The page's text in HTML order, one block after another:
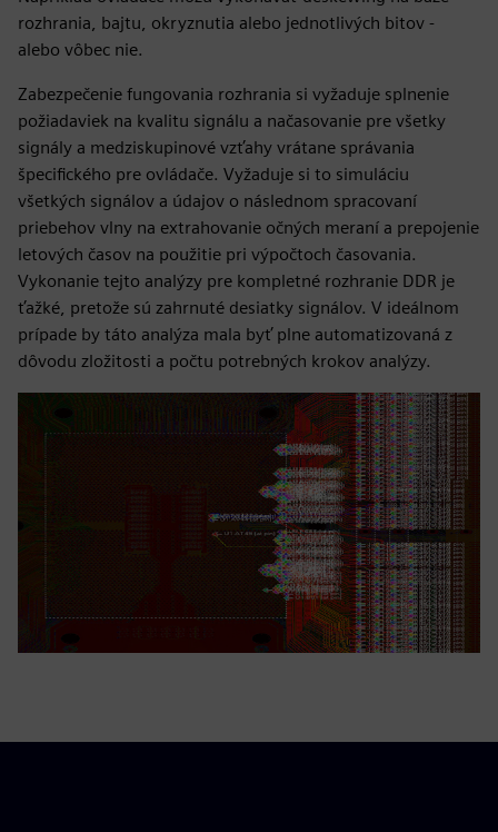
rozhrania, bajtu, okryznutia alebo jednotlivých bitov -
alebo vôbec nie.
Zabezpečenie fungovania rozhrania si vyžaduje splnenie
požiadaviek na kvalitu signálu a načasovanie pre všetky
signály a medziskupinové vzťahy vrátane správania
špecifického pre ovládače. Vyžaduje si to simuláciu
všetkých signálov a údajov o následnom spracovaní
priebehov vlny na extrahovanie očných meraní a prepojenie
letových časov na použitie pri výpočtoch časovania.
Vykonanie tejto analýzy pre kompletné rozhranie DDR je
ťažké, pretože sú zahrnuté desiatky signálov. V ideálnom
prípade by táto analýza mala byť plne automatizovaná z
dôvodu zložitosti a počtu potrebných krokov analýzy.